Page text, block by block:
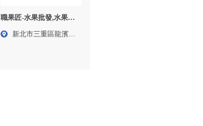
職果匠-水果批發,水果宅
配,台北水果宅配
新北市三重區龍濱路